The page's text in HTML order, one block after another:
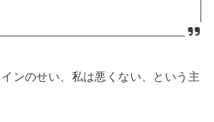
ンのせい、私は悪くない、という主